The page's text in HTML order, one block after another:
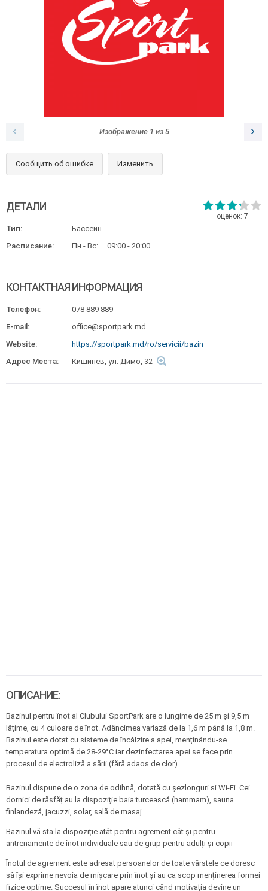
Изображение 1 из 5
Сообщить об ошибке Изменить
оценок: 7
ДЕТАЛИ
Тип:
Бассейн
Расписание:
Пн - Вс: 09:00 - 20:00
КОНТАКТНАЯ ИНФОРМАЦИЯ
Телефон:
078 889 889
E-mail:
office@sportpark.md
Website:
https://sportpark.md/ro/servicii/bazin
Адрес Места:
Кишинёв, ул. Димо, 32
ОПИСАНИЕ:
Bazinul pentru înot al Clubului SportPark are o lungime de 25 m și 9,5 m
lățime, cu 4 culoare de înot. Adâncimea variază de la 1,6 m până la 1,8 m.
Bazinul este dotat cu sisteme de încălzire a apei, menținându-se
temperatura optimă de 28-29°C iar dezinfectarea apei se face prin
procesul de electroliză a sării (fără adaos de clor).
Bazinul dispune de o zona de odihnă, dotată cu șezlonguri si Wi-Fi. Cei
dornici de răsfăț au la dispoziție baia turcească (hammam), sauna
finlandeză, jacuzzi, solar, sală de masaj.
Bazinul vă sta la dispoziție atât pentru agrement cât și pentru
antrenamente de înot individuale sau de grup pentru adulți și copii
Înotul de agrement este adresat persoanelor de toate vârstele ce doresc
să își exprime nevoia de mișcare prin înot și au ca scop menținerea formei
fizice optime. Succesul în înot apare atunci când motivația devine un